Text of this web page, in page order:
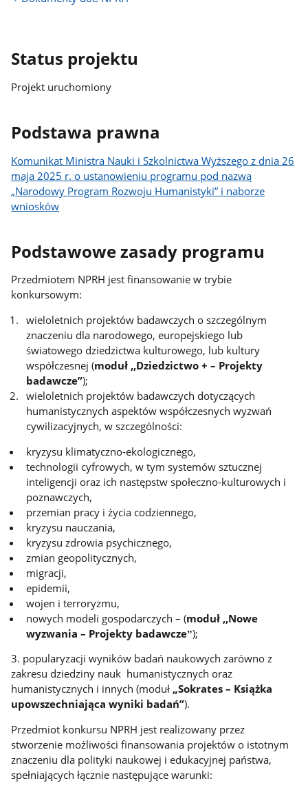
Status projektu
Projekt uruchomiony
Podstawa prawna
Komunikat Ministra Nauki i Szkolnictwa Wyższego z dnia 26
maja 2025 r. o ustanowieniu programu pod nazwą
„Narodowy Program Rozwoju Humanistyki” i naborze
wniosków
Podstawowe zasady programu
Przedmiotem NPRH jest finansowanie w trybie
konkursowym:
wieloletnich projektów badawczych o szczególnym
znaczeniu dla narodowego, europejskiego lub
światowego dziedzictwa kulturowego, lub kultury
współczesnej (moduł ,,Dziedzictwo + – Projekty
badawcze”);
wieloletnich projektów badawczych dotyczących
humanistycznych aspektów współczesnych wyzwań
cywilizacyjnych, w szczególności:
kryzysu klimatyczno-ekologicznego,
technologii cyfrowych, w tym systemów sztucznej
inteligencji oraz ich następstw społeczno-kulturowych i
poznawczych,
przemian pracy i życia codziennego,
kryzysu nauczania,
kryzysu zdrowia psychicznego,
zmian geopolitycznych,
migracji,
epidemii,
wojen i terroryzmu,
nowych modeli gospodarczych – (moduł ,,Nowe
wyzwania – Projekty badawczeˮ);
3. popularyzacji wyników badań naukowych zarówno z
zakresu dziedziny nauk humanistycznych oraz
humanistycznych i innych (moduł „Sokrates – Książka
upowszechniająca wyniki badań”).
Przedmiot konkursu NPRH jest realizowany przez
stworzenie możliwości finansowania projektów o istotnym
znaczeniu dla polityki naukowej i edukacyjnej państwa,
spełniających łącznie następujące warunki: